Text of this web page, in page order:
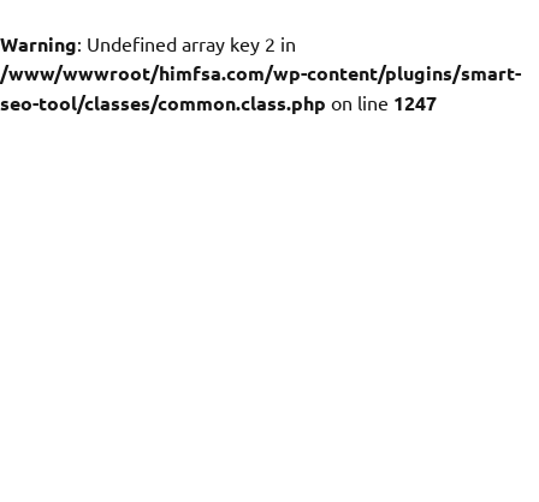
Warning: Undefined array key 2 in
/www/wwwroot/himfsa.com/wp-content/plugins/smart-
seo-tool/classes/common.class.php on line 1247